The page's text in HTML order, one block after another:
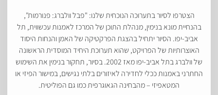
הצטרפו לסיור בתערוכה הנוכחית שלנו: "פבל וולברג: פנורמות",
בהנחיית מונא בנימין, מנהלת התוכן של המרכז לאמנות עכשווית, תל
אביב-יפו. הסיור יתחיל בהצגת הפרקטיקה של האמן והנחות היסוד
האוצרותיות של הפרויקט, שהוא תערוכת היחיד המוסדית הראשונה
של וולברג בתל אביב-יפו מאז 2002. בסיור, תחקור בנימין את השימוש
החתרני באמנות ככלי לחדירה לאיזורים בלתי נגישים, במישור הפיזי או
המטאפיזי – מהבחינה הגאוגרפית כמו גם הפוליטית.